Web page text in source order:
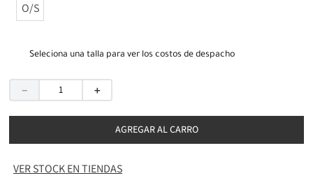
O/S
Seleciona una talla para ver los costos de despacho
＋
－
AGREGAR AL CARRO
VER STOCK EN TIENDAS